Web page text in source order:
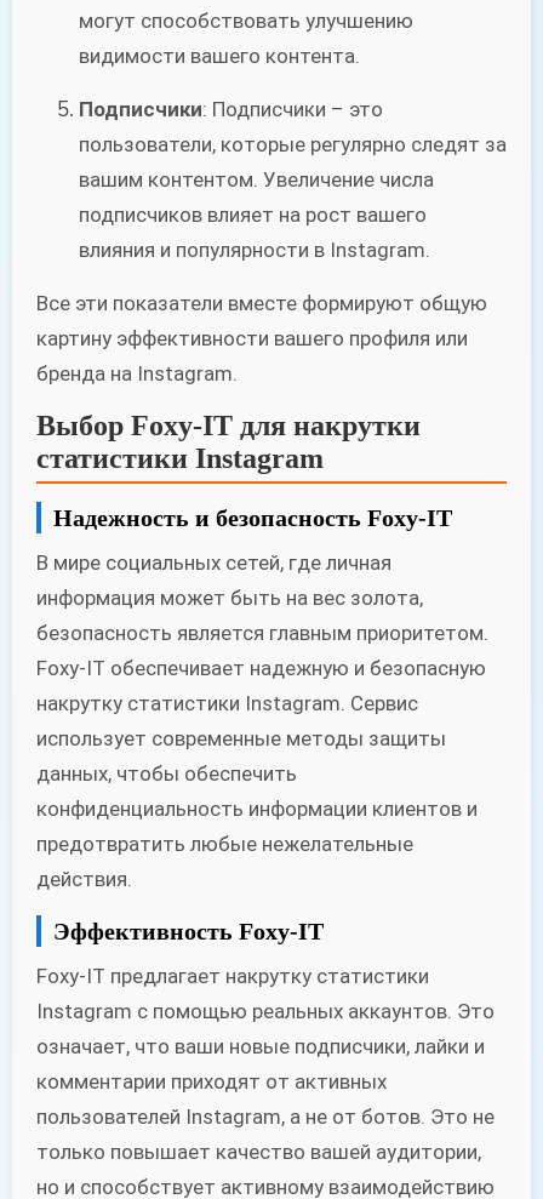
могут способствовать улучшению
видимости вашего контента.
Подписчики: Подписчики – это
пользователи, которые регулярно следят за
вашим контентом. Увеличение числа
подписчиков влияет на рост вашего
влияния и популярности в Instagram.
Все эти показатели вместе формируют общую
картину эффективности вашего профиля или
бренда на Instagram.
Выбор Foxy-IT для накрутки
статистики Instagram
Надежность и безопасность Foxy-IT
В мире социальных сетей, где личная
информация может быть на вес золота,
безопасность является главным приоритетом.
Foxy-IT обеспечивает надежную и безопасную
накрутку статистики Instagram. Сервис
использует современные методы защиты
данных, чтобы обеспечить
конфиденциальность информации клиентов и
предотвратить любые нежелательные
действия.
Эффективность Foxy-IT
Foxy-IT предлагает накрутку статистики
Instagram с помощью реальных аккаунтов. Это
означает, что ваши новые подписчики, лайки и
комментарии приходят от активных
пользователей Instagram, а не от ботов. Это не
только повышает качество вашей аудитории,
но и способствует активному взаимодействию